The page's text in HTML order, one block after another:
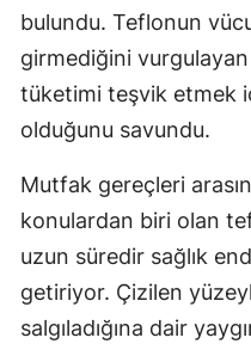
bulundu. Teflonun
girmediğini
tüketimi teşvik etmek
olduğunu savundu.
Mutfak gereçleri
konulardan biri olan
uzun süredir sağlık
getiriyor. Çizilen
salgıladığına dair